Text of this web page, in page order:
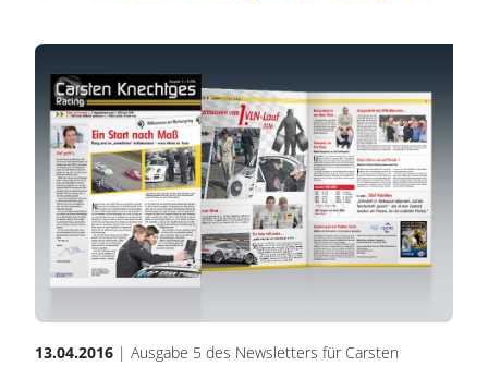
13.04.2016 | Ausgabe 5 des Newsletters für Carsten